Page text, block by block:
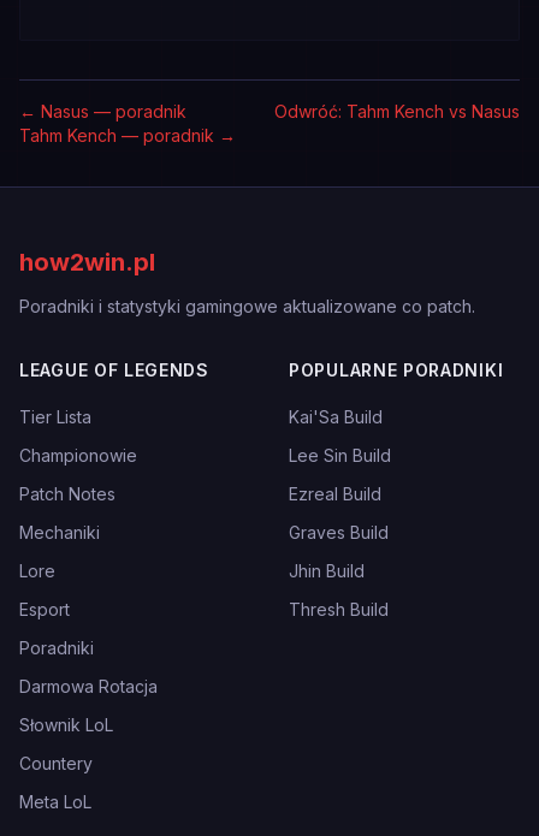
← Nasus — poradnik
Odwróć: Tahm Kench vs Nasus
Tahm Kench — poradnik →
how2win.pl
Poradniki i statystyki gamingowe aktualizowane co patch.
LEAGUE OF LEGENDS
Tier Lista
Championowie
Patch Notes
Mechaniki
Lore
Esport
Poradniki
Darmowa Rotacja
Słownik LoL
Countery
Meta LoL
POPULARNE PORADNIKI
Kai'Sa Build
Lee Sin Build
Ezreal Build
Graves Build
Jhin Build
Thresh Build